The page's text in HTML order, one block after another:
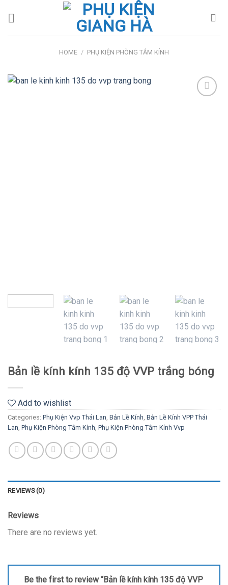
HOME / PHỤ KIỆN PHÒNG TẮM KÍNH
Bản lề kính kính 135 độ VVP trắng bóng
Add to wishlist
Categories: Phụ Kiện Vvp Thái Lan, Bản Lề Kính, Bản Lề Kính VPP Thái
Lan, Phụ Kiện Phòng Tắm Kính, Phụ Kiện Phòng Tắm Kính Vvp
REVIEWS (0)
Reviews
There are no reviews yet.
Be the first to review “Bản lề kính kính 135 độ VVP